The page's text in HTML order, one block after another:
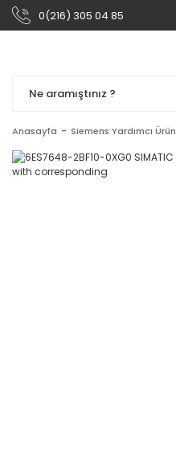
0(216) 305 04 85
Anasayfa Siemens Yardımcı